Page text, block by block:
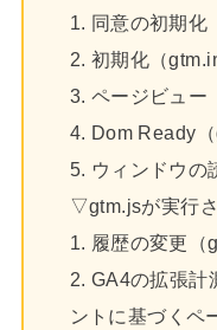
1. 同意の初期化
2. 初期化（
3. ページビュー
4. Dom Ready（
5. ウィンドウの
▽gtm.jsが実行
1. 履歴の変更（
2. GA4の拡張計
ントに基づくペ